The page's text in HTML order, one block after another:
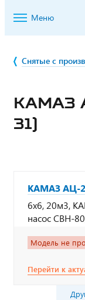
Меню
Снятые с
КАМАЗ
31)
КАМАЗ АЦ-
6х6, 20м3,
насос СВН-
Модель не
Перейти к